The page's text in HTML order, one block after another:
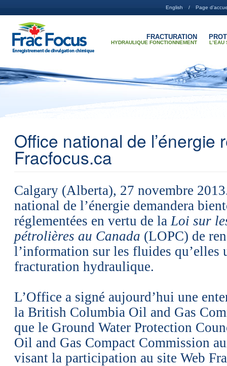
English
Page
FRACTURATION
HYDRAULIQUE FONCTIONNEMENT LʼEAU
Office national de l’énergie
Fracfocus.ca
Calgary (Alberta), 27 novembre
national de l’énergie demandera
réglementées en vertu de laLoi sur
pétrolières au Canada (LOPC) de
l’information sur les fluides qu’elles
fracturation hydraulique.
L’Office a signé aujourd’hui une
la British Columbia Oil and Gas
que le Ground Water Protection
Oil and Gas Compact Commission
visant la participation au site Web